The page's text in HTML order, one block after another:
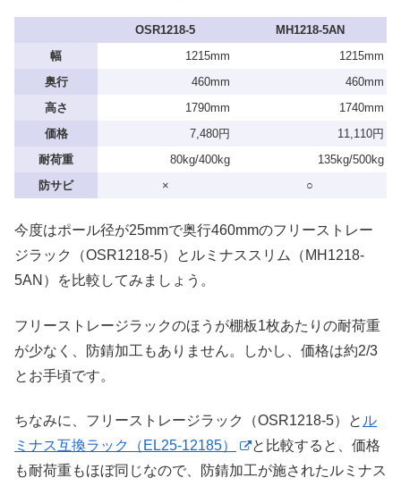
OSR1218-5
MH1218-5AN
幅
1215mm
1215mm
奥行
460mm
460mm
高さ
1790mm
1740mm
価格
7,480円
11,110円
耐荷重
80kg/400kg
135kg/500kg
防サビ
× ○
今度はポール径が25mmで奥行460mmのフリーストレー
ジラック（OSR1218-5）とルミナススリム（MH1218-
5AN）を比較してみましょう。
フリーストレージラックのほうが棚板1枚あたりの耐荷重
が少なく、防錆加工もありません。しかし、価格は約2/3
とお手頃です。
ちなみに、フリーストレージラック（OSR1218-5）と ル
ミナス互換ラック（EL25-12185）
と比較すると、価格
も耐荷重もほぼ同じなので、防錆加工が施されたルミナス